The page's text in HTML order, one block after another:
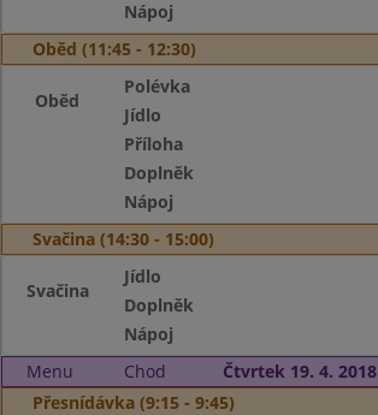
Nápoj
Oběd (11:45 - 12:30)
Oběd
Polévka
Jídlo
Příloha
Doplněk
Nápoj
Svačina (14:30 - 15:00)
Svačina
Jídlo
Doplněk
Nápoj
Menu
Chod
Čtvrtek 19. 4. 2018
Přesnídávka (9:15 - 9:45)